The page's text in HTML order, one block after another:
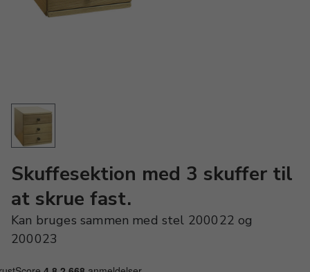
Skuffesektion med 3 skuffer til
at skrue fast.
Kan bruges sammen med stel 200022 og
200023